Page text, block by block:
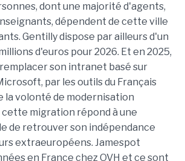
dont une majorité d'agents,
dépendent de cette ville
Gentilly dispose par ailleurs d'un
d'euros pour 2026. Et en 2025,
son intranet basé sur
par les outils du Français
la volonté de modernisation
cette migration répond à une
de retrouver son indépendance
extraeuropéens. Jamespot
en France chez OVH et ce sont